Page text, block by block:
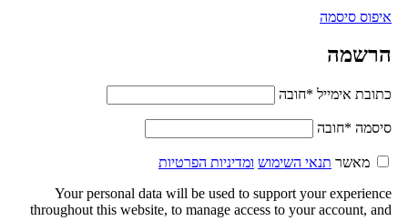
איפוס סיסמה
הרשמה
כתובת אימייל *חובה
סיסמה *חובה
מאשר תנאי השימוש ומדיניות הפרטיות
Your personal data will be used to support your experience
throughout this website, to manage access to your account, and